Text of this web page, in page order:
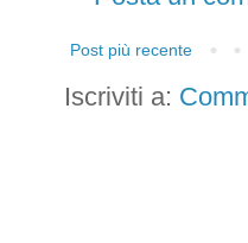
Post più recente
Iscriviti a: